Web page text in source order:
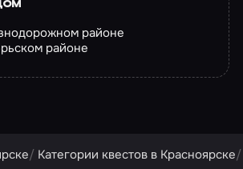
районе
районе
Категории квестов в Красноярске